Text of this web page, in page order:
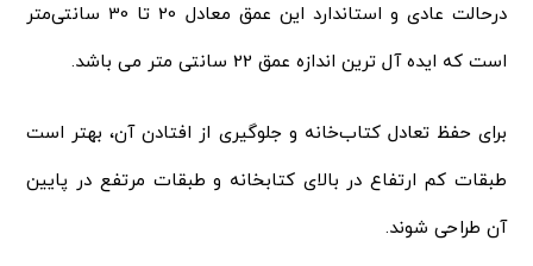
درحالت عادی و استاندارد این عمق معادل 20 تا 30 ‌سانتی‌متر
است که ایده آل ترین اندازه عمق 22 سانتی متر می باشد.
برای حفظ تعادل کتاب‌خانه و جلوگیری از افتادن آن، بهتر است
طبقات کم ارتفاع در بالای کتابخانه و طبقات مرتفع در پایین
آن طراحی شوند.